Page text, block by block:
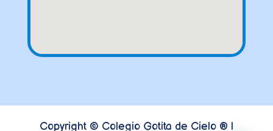
Copyright © Colegio Gotita de Cielo ® |